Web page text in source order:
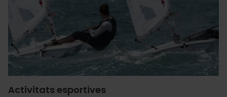
Activitats esportives